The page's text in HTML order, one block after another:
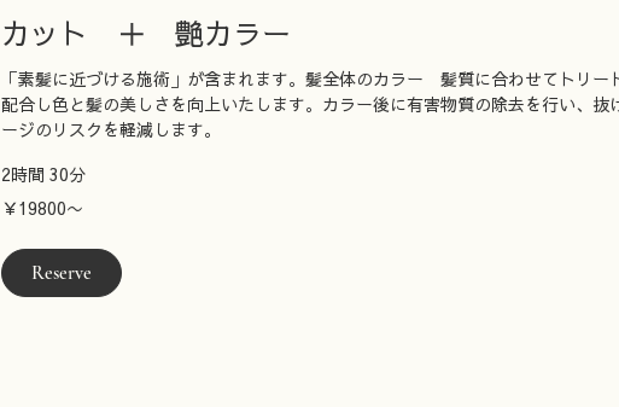
カット ＋ 艶カラー
「素髪に近づける施術」が含まれます。髪全体のカラー 髪質に合わせてトリー
配合し色と髪の美しさを向上いたします。カラー後に有害物質の除去を行い、抜
ージのリスクを軽減します。
2時間 30分
￥19800〜
Reserve